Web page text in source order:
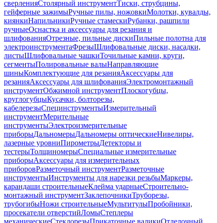
сверленияСтолярный инструментТиски, струбцины,
гейферные зажимыРучные пилы, ножовкиМолотки, кувалды,
киянкиНапильникиРучные стамескиРубанки, рашпили
ручныеОснастка и аксессуары для резания и
шлифованияОтрезные, пильные дискиПильные полотна для
электроинструментаФрезыШлифовальные диски, насадки,
листыШлифовальные чашкиТочильные камни, круги,
сегментыПолировальные валыНаправляющие
шиныКомплектующие для резанияАксессуары для
резанияАксессуары для шлифованияЭлектромонтажный
инструментОбжимной инструментПлоскогубцы,
круглогубцыКусачки, болторезы,
кабелерезыСпецинструментыИзмерительный
инструментМерительные
инструментыЭлектроизмерительные
приборыДальномерыДальномеры оптическиеНивелиры,
лазерные уровниПирометрыДетекторы и
тестерыТолщиномерыСпециальные измерительные
приборыАксессуары для измерительных
приборовРазметочный инструментРазметочные
инструментыИнструменты для нарезки резьбыМаркеры,
карандаши строительныеКлейма ударныеСтроительно-
монтажный инструментЗаклепочникиТруборезы,
трубогибыНожи строительныеМультитулыПробойники,
просекатели отверстийЛомыСтеплеры
механическиеСтеклорезыПрикаточные валикиОтделочный